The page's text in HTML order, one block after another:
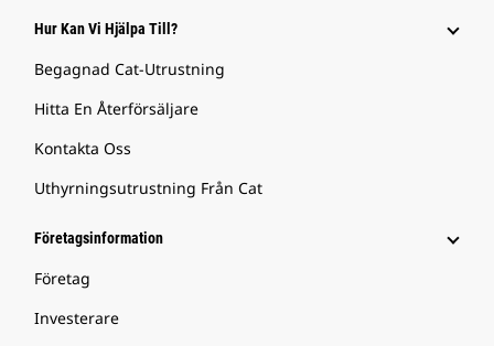
Hur Kan Vi Hjälpa Till?
Begagnad Cat-Utrustning
Hitta En Återförsäljare
Kontakta Oss
Uthyrningsutrustning Från Cat
Företagsinformation
Företag
Investerare